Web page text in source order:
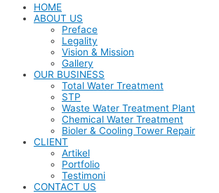
HOME
ABOUT US
Preface
Legality
Vision & Mission
Gallery
OUR BUSINESS
Total Water Treatment
STP
Waste Water Treatment Plant
Chemical Water Treatment
Bioler & Cooling Tower Repair
CLIENT
Artikel
Portfolio
Testimoni
CONTACT US